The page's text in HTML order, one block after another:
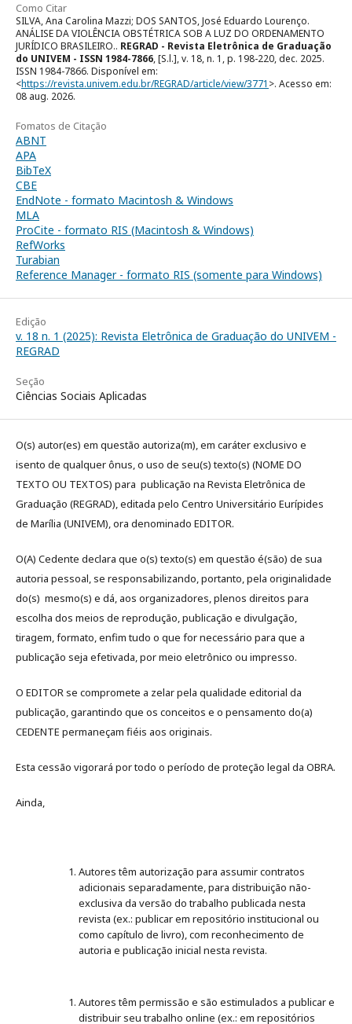
Como Citar
SILVA, Ana Carolina Mazzi; DOS SANTOS, José Eduardo Lourenço.
ANÁLISE DA VIOLÊNCIA OBSTÉTRICA SOB A LUZ DO ORDENAMENTO
JURÍDICO BRASILEIRO.. REGRAD - Revista Eletrônica de Graduação
do UNIVEM - ISSN 1984-7866, [S.l.], v. 18, n. 1, p. 198-220, dec. 2025.
ISSN 1984-7866. Disponível em:
<https://revista.univem.edu.br/REGRAD/article/view/3771 >. Acesso em:
08 aug. 2026.
Fomatos de Citação
ABNT
APA
BibTeX
CBE
EndNote - formato Macintosh & Windows
MLA
ProCite - formato RIS (Macintosh & Windows)
RefWorks
Turabian
Reference Manager - formato RIS (somente para Windows)
Edição
v. 18 n. 1 (2025): Revista Eletrônica de Graduação do UNIVEM -
REGRAD
Seção
Ciências Sociais Aplicadas
O(s) autor(es) em questão autoriza(m), em caráter exclusivo e
isento de qualquer ônus, o uso de seu(s) texto(s) (NOME DO
TEXTO OU TEXTOS) para publicação na Revista Eletrônica de
Graduação (REGRAD), editada pelo Centro Universitário Eurípides
de Marília (UNIVEM), ora denominado EDITOR.
O(A) Cedente declara que o(s) texto(s) em questão é(são) de sua
autoria pessoal, se responsabilizando, portanto, pela originalidade
do(s) mesmo(s) e dá, aos organizadores, plenos direitos para
escolha dos meios de reprodução, publicação e divulgação,
tiragem, formato, enfim tudo o que for necessário para que a
publicação seja efetivada, por meio eletrônico ou impresso.
O EDITOR se compromete a zelar pela qualidade editorial da
publicação, garantindo que os conceitos e o pensamento do(a)
CEDENTE permaneçam fiéis aos originais.
Esta cessão vigorará por todo o período de proteção legal da OBRA.
Ainda,
Autores têm autorização para assumir contratos
adicionais separadamente, para distribuição não-
exclusiva da versão do trabalho publicada nesta
revista (ex.: publicar em repositório institucional ou
como capítulo de livro), com reconhecimento de
autoria e publicação inicial nesta revista.
Autores têm permissão e são estimulados a publicar e
distribuir seu trabalho online (ex.: em repositórios